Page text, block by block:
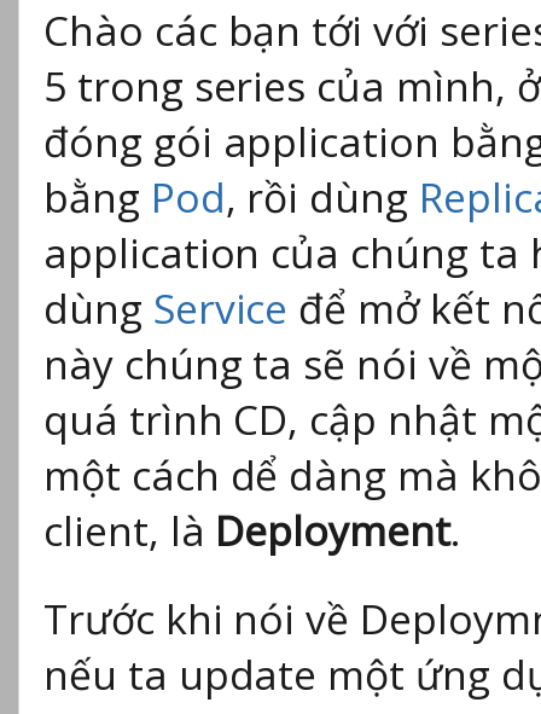
Chào các bạn tới với
5 trong series của mình,
đóng gói application
bằng Pod, rồi dùng
application của chúng
dùng Service để mở kết
này chúng ta sẽ nói về
quá trình CD, cập nhật
một cách dể dàng mà
client, là Deployment.
Trước khi nói về
nếu ta update một ứng